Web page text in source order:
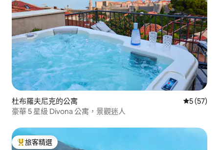
杜布羅夫尼克的公寓 從 57 則評
5 (57)
豪華 5 星級 Divona 公寓，景觀迷人
旅客精選榜首
旅客精選